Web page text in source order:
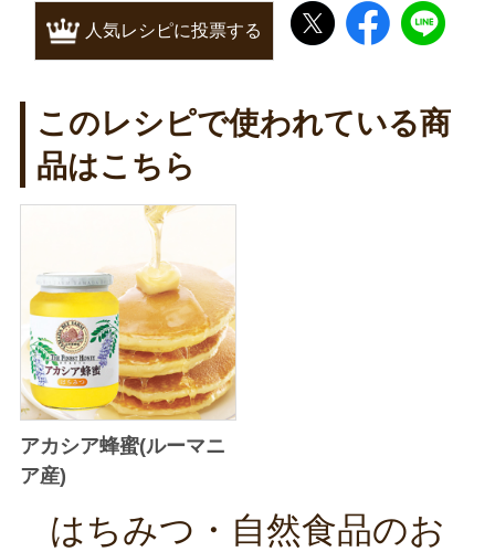
人気レシピに投票する
このレシピで使われている商
品はこちら
アカシア蜂蜜(ルーマニ
ア産)
はちみつ・自然食品のお